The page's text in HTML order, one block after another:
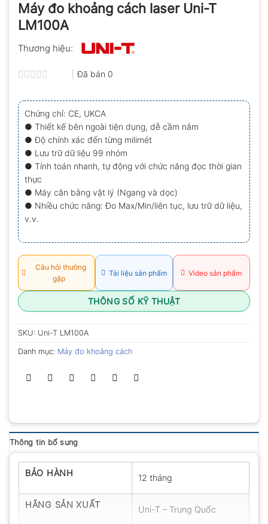
Máy đo khoảng cách laser Uni-T
LM100A
Thương hiệu:
xếp
hạng
0.0
5
sao
Đã bán 0
Chứng chỉ: CE, UKCA
● Thiết kế bên ngoài tiện dụng, dễ cầm nắm
● Độ chính xác đến từng milimét
● Lưu trữ dữ liệu 99 nhóm
● Tính toán nhanh, tự động với chức năng đọc thời gian
thực
● Máy cân bằng vật lý (Ngang và dọc)
● Nhiều chức năng: Đo Max/Min/liên tục, lưu trữ dữ liệu,
v.v.
Câu hỏi thường
gặp
Tài liệu sản phẩm Video sản phẩm
THÔNG SỐ KỸ THUẬT
SKU: Uni-T LM100A
Danh mục: Máy đo khoảng cách
Thông tin bổ sung
BẢO HÀNH 12 tháng
HÃNG SẢN XUẤT Uni-T – Trung Quốc